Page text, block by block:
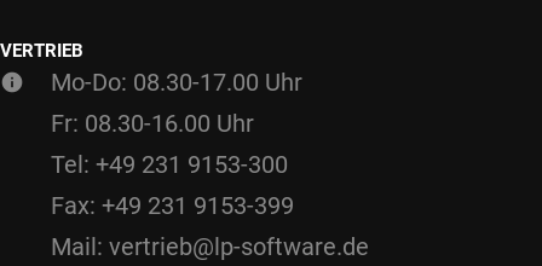
VERTRIEB
Mo-Do: 08.30-17.00 Uhr
Fr: 08.30-16.00 Uhr
Tel: +49 231 9153-300
Fax: +49 231 9153-399
Mail: vertrieb@lp-software.de